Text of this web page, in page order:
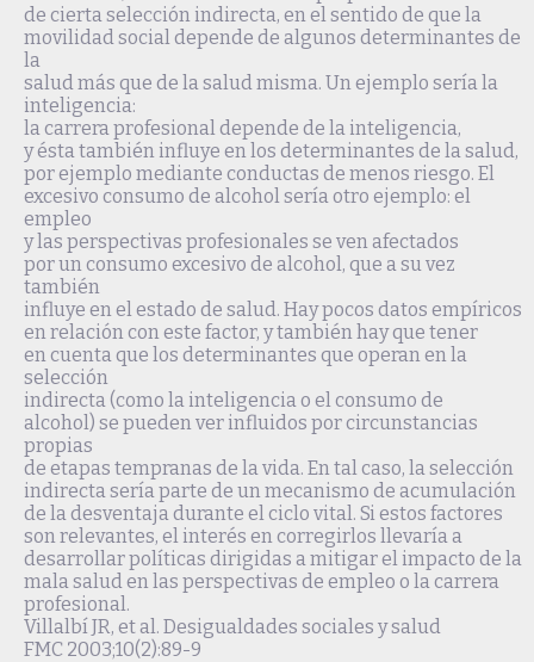
de cierta selección indirecta, en el sentido de que la
movilidad social depende de algunos determinantes de
la
salud más que de la salud misma. Un ejemplo sería la
inteligencia:
la carrera profesional depende de la inteligencia,
y ésta también influye en los determinantes de la salud,
por ejemplo mediante conductas de menos riesgo. El
excesivo consumo de alcohol sería otro ejemplo: el
empleo
y las perspectivas profesionales se ven afectados
por un consumo excesivo de alcohol, que a su vez
también
influye en el estado de salud. Hay pocos datos empíricos
en relación con este factor, y también hay que tener
en cuenta que los determinantes que operan en la
selección
indirecta (como la inteligencia o el consumo de
alcohol) se pueden ver influidos por circunstancias
propias
de etapas tempranas de la vida. En tal caso, la selección
indirecta sería parte de un mecanismo de acumulación
de la desventaja durante el ciclo vital. Si estos factores
son relevantes, el interés en corregirlos llevaría a
desarrollar políticas dirigidas a mitigar el impacto de la
mala salud en las perspectivas de empleo o la carrera
profesional.
Villalbí JR, et al. Desigualdades sociales y salud
FMC 2003;10(2):89-9